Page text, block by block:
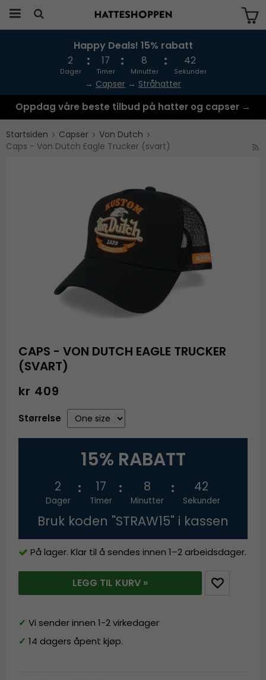
Produktet har blitt lagt til i handlekurven
Happy Deals! 15% rabatt
2
Dager
17
Timer
8
Minutter
42
Sekunder
→ Capser → Stråhatter
Oppdag våre beste tilbud på hatter og capser →
Startsiden Capser
Von Dutch
Caps - Von Dutch Eagle Trucker (svart)
CAPS - VON DUTCH EAGLE TRUCKER
(SVART)
kr 409
Størrelse
15% RABATT
2
Dager
17
Timer
8
Minutter
42
Sekunder
Bruk koden "STRAW15" i kassen
På lager. Klar til å sendes innen 1–2 arbeidsdager.
LEGG TIL KURV »
✓ Vi sender innen 1-2 virkedager
✓ 14 dagers åpent kjøp.